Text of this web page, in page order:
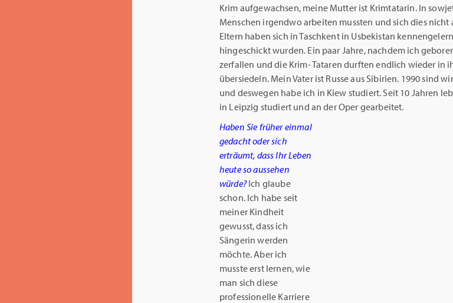
Krim aufgewachsen, meine Mutter ist Krimtatarin. In
Menschen irgendwo arbeiten mussten und sich dies
Eltern haben sich in Taschkent in Usbekistan
hingeschickt wurden. Ein paar Jahre, nachdem ich
zerfallen und die Krim- Tataren durften endlich wieder in
übersiedeln. Mein Vater ist Russe aus Sibirien. 1990 sind
und deswegen habe ich in Kiew studiert. Seit 10 Jahren
in Leipzig studiert und an der Oper gearbeitet.
Haben Sie früher einmal
gedacht oder sich
erträumt, dass Ihr Leben
heute so aussehen
würde?Ich glaube
schon. Ich habe seit
meiner Kindheit
gewusst, dass ich
Sängerin werden
möchte. Aber ich
musste erst lernen, wie
man sich diese
professionelle Karriere